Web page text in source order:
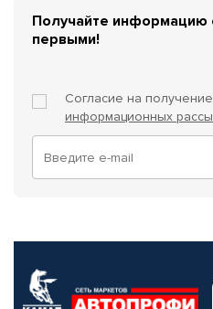
Получайте информацию
первыми!
Согласие на получение
информационных